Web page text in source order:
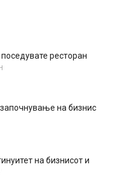
ресторан
на бизнис
на бизнисот и